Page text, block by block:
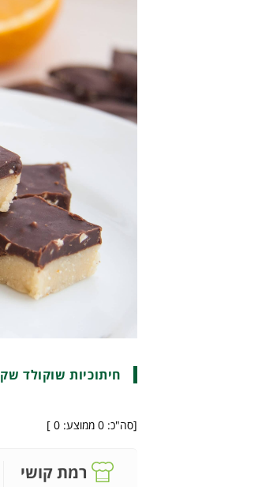
חיתוכיות שוקולד
[סה"כ: 0 ממוצע: 0
]
רמת קושי